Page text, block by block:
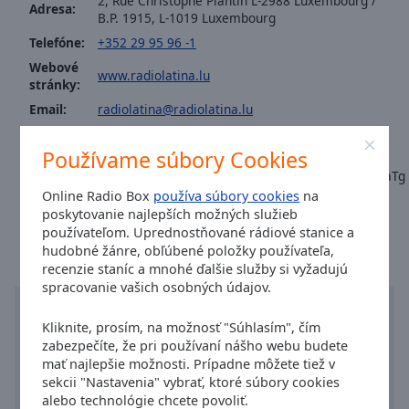
Používame súbory Cookies
Online Radio Box používa súbory cookies na
poskytovanie najlepších možných služieb
používateľom. Uprednostňované rádiové stanice a
hudobné žánre, obľúbené položky používateľa,
recenzie staníc a mnohé ďalšie služby si vyžadujú
spracovanie vašich osobných údajov.
Kliknite, prosím, na možnosť "Súhlasím", čím
zabezpečíte, že pri používaní nášho webu budete
mať najlepšie možnosti. Prípadne môžete tiež v
sekcii "Nastavenia" vybrať, ktoré súbory cookies
alebo technológie chcete povoliť.
Area
Color
Opacity
Family
Adresa:
B.P. 1915, L-1019 Luxembourg
Telefóne:
+352 29 95 96 -1
Webové
stránky:
www.radiolatina.lu
Email:
radiolatina@radiolatina.lu
Fax: +352 40 24 76
https://www.youtube.com/channel/UCacpCucjgoexzi8omfZ8aTg
Čas v meste Luxemburg:14:00,08.07.2026